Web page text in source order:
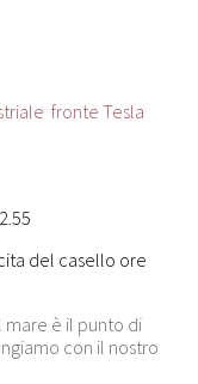
fronte Tesla
del casello ore
mare è il punto di
con il nostro